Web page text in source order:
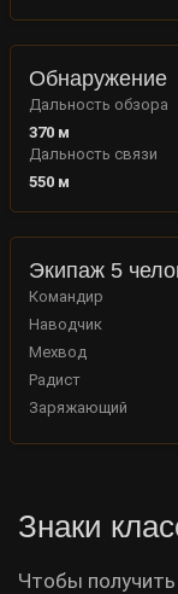
Обнаружение
Дальность обзора
370м
Дальность связи
550м
Экипаж 5
Командир
Наводчик
Мехвод
Радист
Заряжающий
Знаки
Чтобы